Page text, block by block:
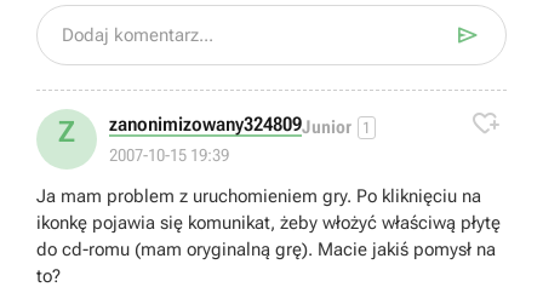
Dodaj komentarz... 
Z zanonimizowany324809Junior 1
2007-10-15 19:39

Ja mam problem z uruchomieniem gry. Po kliknięciu na
ikonkę pojawia się komunikat, żeby włożyć właściwą płytę
do cd-romu (mam oryginalną grę). Macie jakiś pomysł na
to?